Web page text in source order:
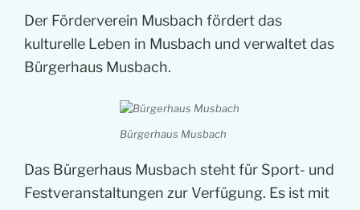
Der Förderverein Musbach fördert das
kulturelle Leben in Musbach und verwaltet das
Bürgerhaus Musbach.
Bürgerhaus Musbach
Das Bürgerhaus Musbach steht für Sport- und
Festveranstaltungen zur Verfügung. Es ist mit